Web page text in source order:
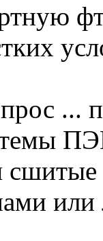
...
или